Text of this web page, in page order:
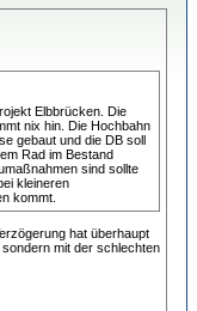
Elbbrücken. Die
nix hin. Die Hochbahn
gebaut und die DB soll
Rad im Bestand
sind sollte
kleineren
kommt.
hat überhaupt
mit der schlechten